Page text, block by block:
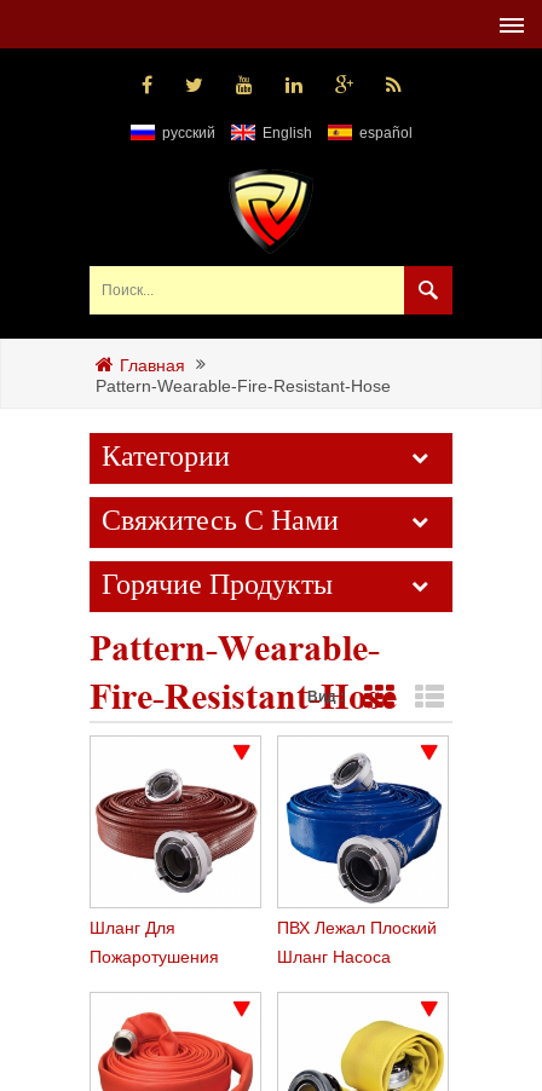
русский English español
Главная
Pattern-Wearable-Fire-Resistant-Hose
Категории
Свяжитесь С Нами
Горячие Продукты
Pattern-Wearable-
Fire-Resistant-Hose
Вид : Представление
Шланг Для
Пожаротушения
ПВХ Лежал Плоский
Шланг Насоса